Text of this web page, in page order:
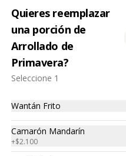
Menú para 10
personas
Quieres reemplazar
una porción de
Arrollado de
Primavera?
Seleccione 1
Wantán Frito
Camarón Mandarín
+$2.100